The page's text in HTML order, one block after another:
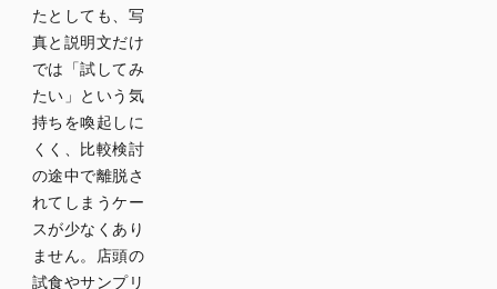
たとしても、写
真と説明文だけ
では「試してみ
たい」という気
持ちを喚起しに
くく、比較検討
の途中で離脱さ
れてしまうケー
スが少なくあり
ません。店頭の
試食やサンプリ